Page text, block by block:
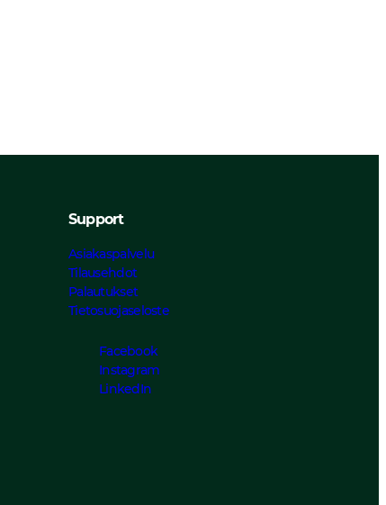
Support
Asiakaspalvelu
Tilausehdot
Palautukset
Tietosuojaseloste
Facebook
Instagram
LinkedIn